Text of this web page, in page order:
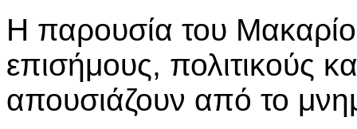
Η παρουσία του
επισήμους, πολιτικούς
απουσιάζουν από το